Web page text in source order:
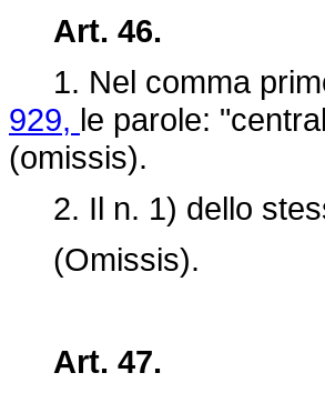
Art. 46.
1. Nel comma
929, le parole:
(omissis).
2. Il n. 1) dello
(Omissis).
Art. 47.